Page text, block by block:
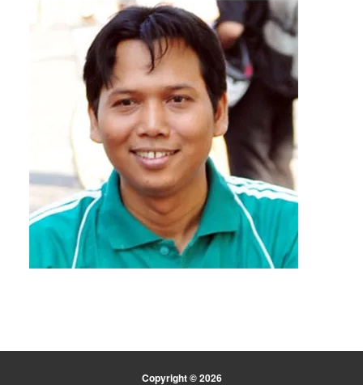
Copyright © 2026